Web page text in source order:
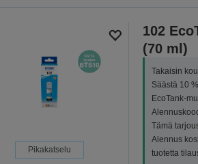
Pikakatselu
102
(70 ml)
Takaisin
Säästä 10
EcoTank-
Tämä
Alennus
tuotetta